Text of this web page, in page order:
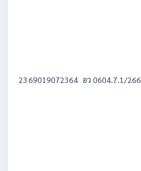
2369019072364 อว 0604.7.1/266